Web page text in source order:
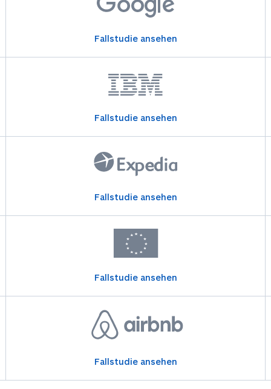
Fallstudie ansehen
Fallstudie ansehen
Fallstudie ansehen
Fallstudie ansehen
Fallstudie ansehen